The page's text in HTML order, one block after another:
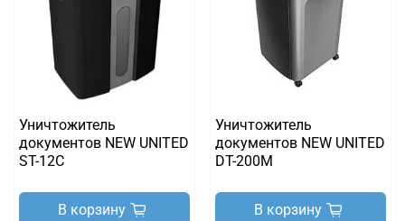
Уничтожитель
документов NEW UNITED
ST-12C
В корзину
Уничтожитель
документов NEW UNITED
DT-200M
В корзину